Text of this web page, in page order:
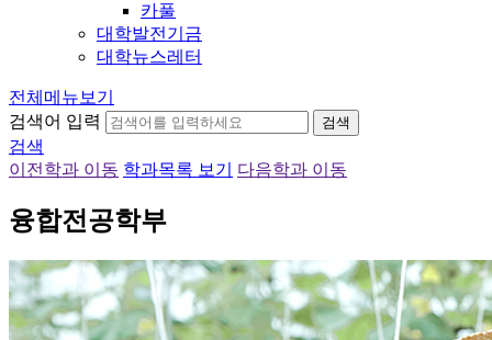
카풀
대학발전기금
대학뉴스레터
전체메뉴보기
검색어 입력
검색
검색
이전학과 이동 학과목록 보기 다음학과 이동
융합전공학부